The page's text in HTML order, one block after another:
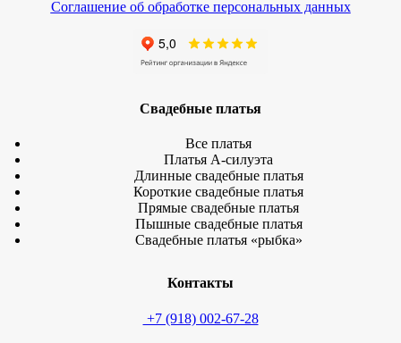
Соглашение об обработке персональных данных
Свадебные платья
Все платья
Платья А-силуэта
Длинные свадебные платья
Короткие свадебные платья
Прямые свадебные платья
Пышные свадебные платья
Свадебные платья «рыбка»
Контакты
+7 (918) 002-67-28